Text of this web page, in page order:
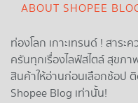
ABOUT SHOPEE
ท่องโลก เกาะเทรนด์ ! สาร
ครันทุกเรื่องไลฟ์สไตล์ สุขภ
สินค้าให้อ่านก่อนเลือกช้อป
Shopee Blog เท่านั้น!